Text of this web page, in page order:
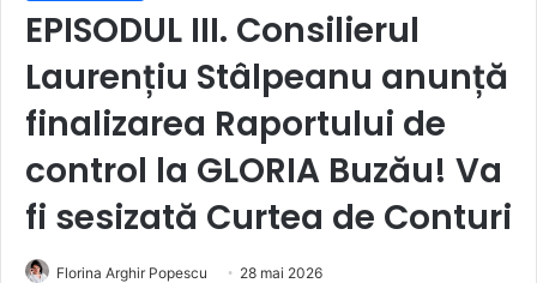
EPISODUL III. Consilierul
Laurențiu Stâlpeanu anunță
finalizarea Raportului de
control la GLORIA Buzău! Va
fi sesizată Curtea de Conturi
Florina Arghir Popescu 28 mai 2026